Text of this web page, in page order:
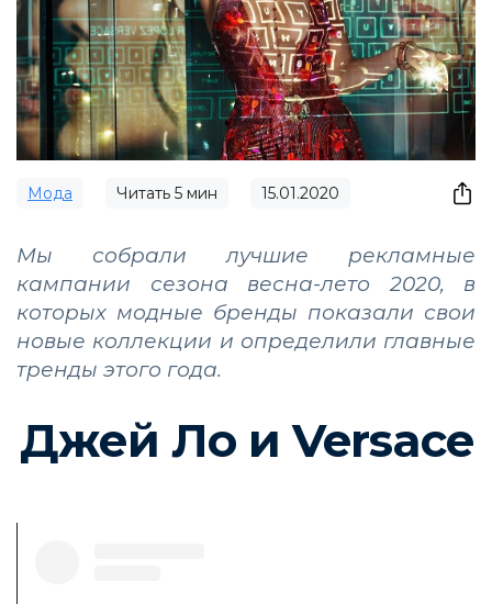
Мода Читать 5 мин 15.01.2020
Мы собрали лучшие рекламные
кампании сезона весна-лето 2020, в
которых модные бренды показали свои
новые коллекции и определили главные
тренды этого года.
Джей Ло и Versace